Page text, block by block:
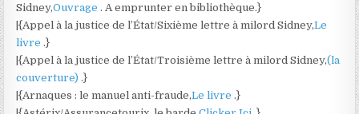
Sidney,Ouvrage . A emprunter en bibliothèque.}
|{Appel à la justice de l’État/Sixième lettre à milord Sidney,Le
livre .}
|{Appel à la justice de l’État/Troisième lettre à milord Sidney,(la
couverture) .}
|{Arnaques : le manuel anti-fraude,Le livre .}